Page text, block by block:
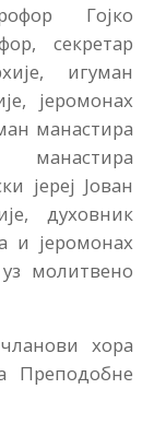
Гојко
секретар
игуман
јеромонах
манастира
јереј Јован
духовник
и јеромонах
молитвено
хора
Преподобне